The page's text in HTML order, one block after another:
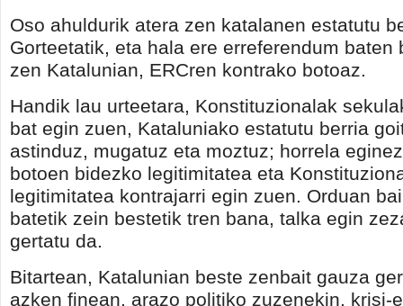
Oso ahuldurik atera zen katalanen estatutu
Gorteetatik, eta hala ere erreferendum baten
zen Katalunian, ERCren kontrako botoaz.
Handik lau urteetara, Konstituzionalak
bat egin zuen, Kataluniako estatutu berria
astinduz, mugatuz eta moztuz; horrela
botoen bidezko legitimitatea eta
legitimitatea kontrajarri egin zuen. Orduan
batetik zein bestetik tren bana, talka egin
gertatu da.
Bitartean, Katalunian beste zenbait gauza
azken finean, arazo politiko zuzenekin, krisi-